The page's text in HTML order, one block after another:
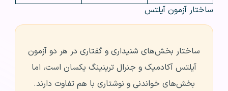
ساختار آزمون آیلتس
ساختار بخش‌های شنیداری و گفتاری در هر دو آزمون
آیلتس آکادمیک و جنرال ترینینگ یکسان است، اما
بخش‌های خواندنی و نوشتاری با هم تفاوت دارند.